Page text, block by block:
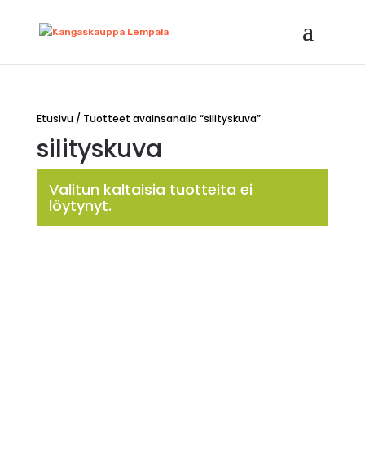
Etusivu/ Tuotteet avainsanalla “silityskuva”
silityskuva
Valitun kaltaisia tuotteita ei
löytynyt.